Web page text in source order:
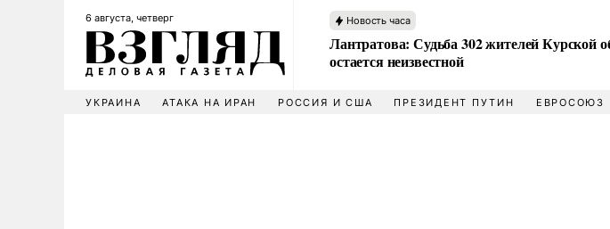
6 августа, четверг Новость часа
Лантратова: Судьба 302 жителей Курской
остается неизвестной
УКРАИНА АТАКА НА ИРАН РОССИЯ И США ПРЕЗИДЕНТ ПУТИН ЕВРОСОЮЗ